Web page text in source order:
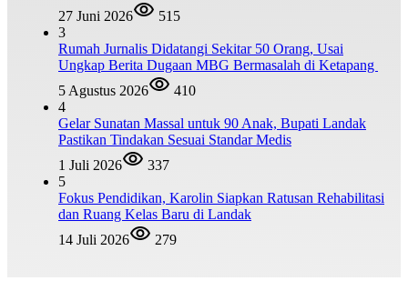
27 Juni 2026
515
3
Rumah Jurnalis Didatangi Sekitar 50 Orang, Usai
Ungkap Berita Dugaan MBG Bermasalah di Ketapang
5 Agustus 2026
410
4
Gelar Sunatan Massal untuk 90 Anak, Bupati Landak
Pastikan Tindakan Sesuai Standar Medis
1 Juli 2026
337
5
Fokus Pendidikan, Karolin Siapkan Ratusan Rehabilitasi
dan Ruang Kelas Baru di Landak
14 Juli 2026
279